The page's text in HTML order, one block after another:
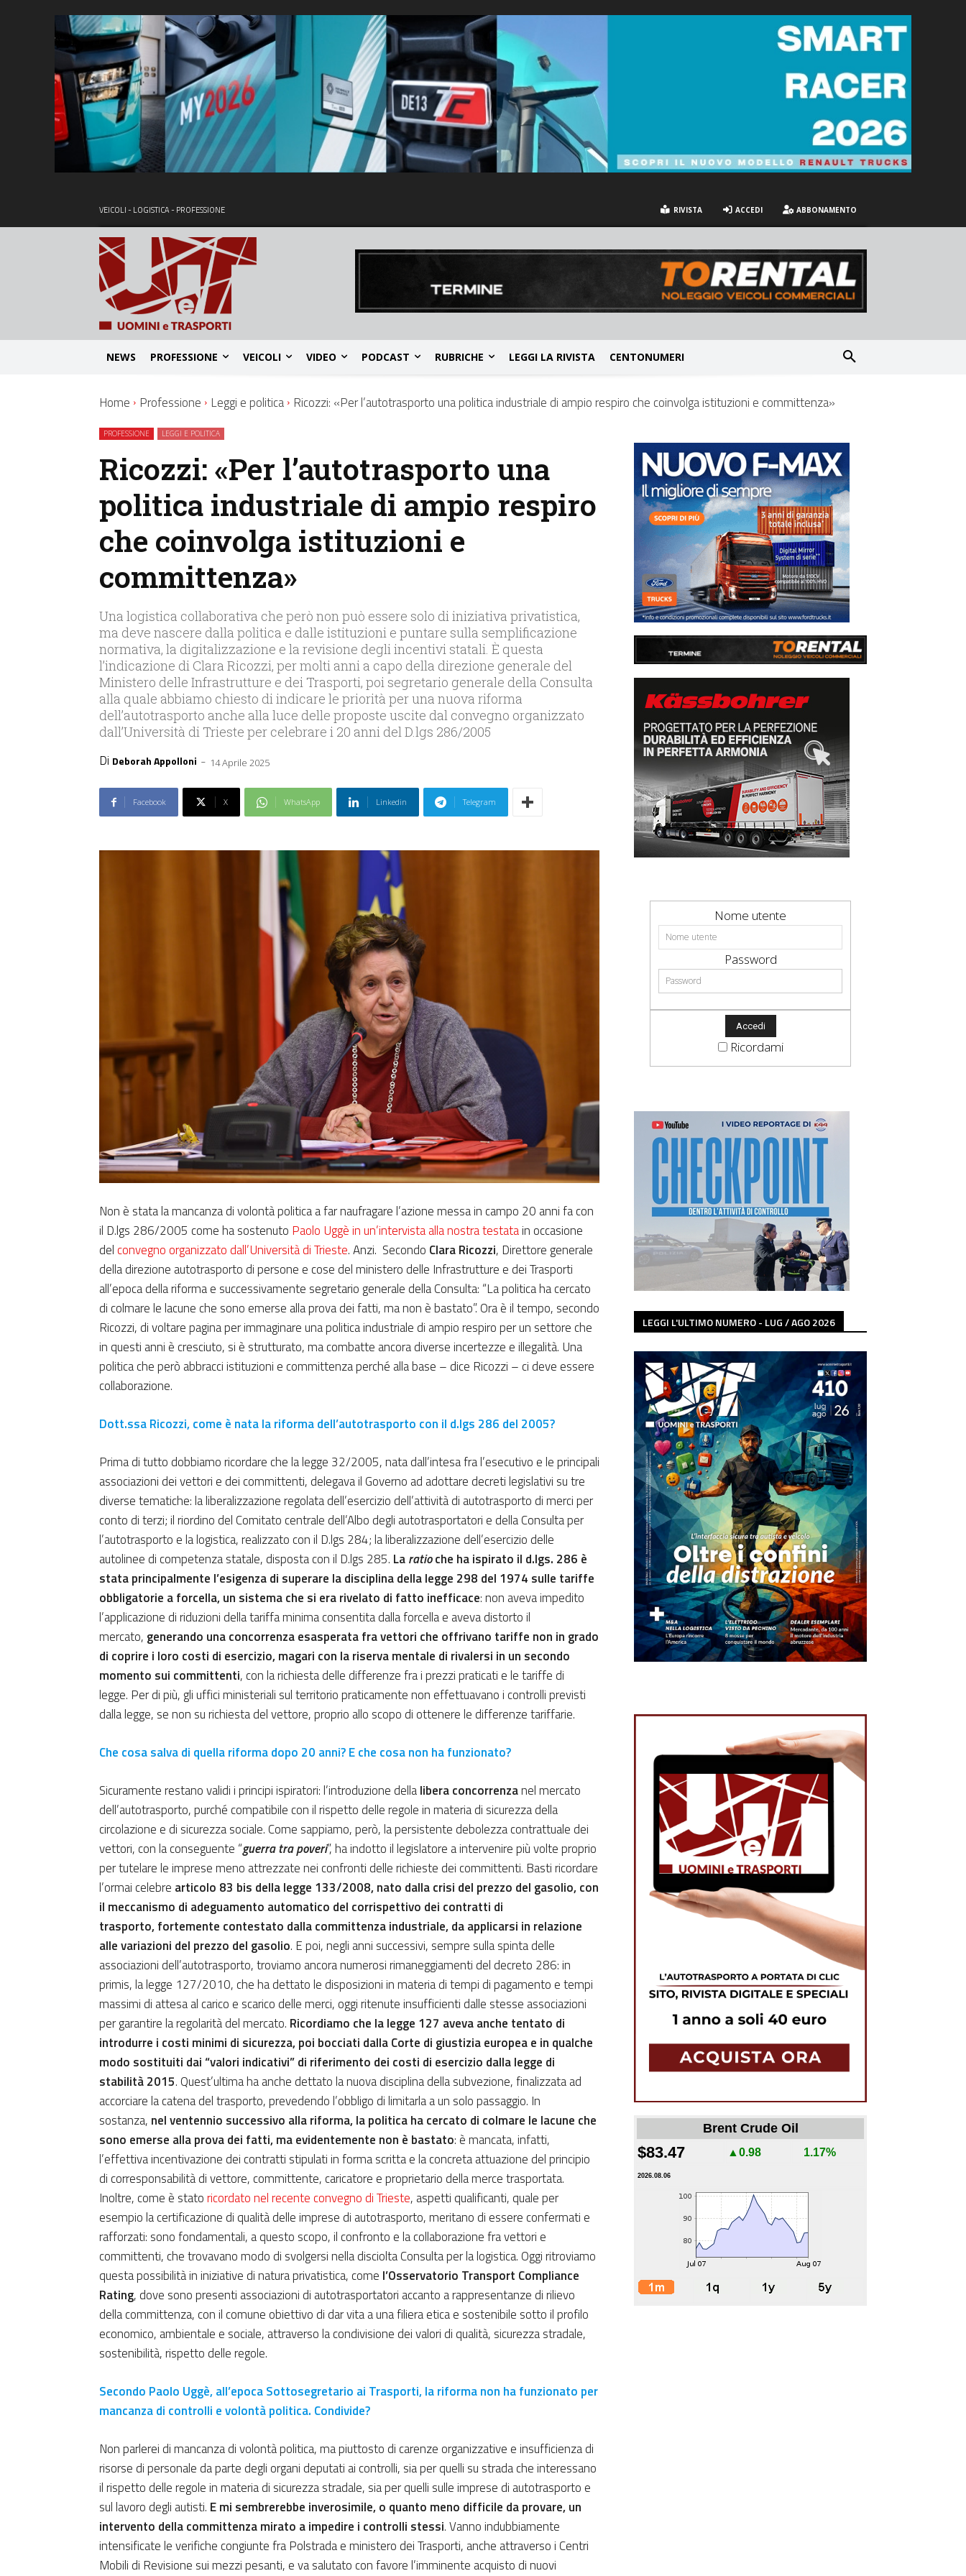
VEICOLI - LOGISTICA - PROFESSIONE RIVISTA ACCEDI ABBONAMENTO
NEWS PROFESSIONE VEICOLI VIDEO PODCAST RUBRICHE LEGGI LA RIVISTA CENTONUMERI
Home Professione Leggi e politica Ricozzi: «Per l’autotrasporto una politica industriale di ampio respiro che coinvolga istituzioni e committenza»
PROFESSIONE LEGGI E POLITICA
Ricozzi: «Per l’autotrasporto una
politica industriale di ampio respiro
che coinvolga istituzioni e
committenza»
Una logistica collaborativa che però non può essere solo di iniziativa privatistica,
ma deve nascere dalla politica e dalle istituzioni e puntare sulla semplificazione
normativa, la digitalizzazione e la revisione degli incentivi statali. È questa
l’indicazione di Clara Ricozzi, per molti anni a capo della direzione generale del
Ministero delle Infrastrutture e dei Trasporti, poi segretario generale della Consulta
alla quale abbiamo chiesto di indicare le priorità per una nuova riforma
dell’autotrasporto anche alla luce delle proposte uscite dal convegno organizzato
dall’Università di Trieste per celebrare i 20 anni del D.lgs 286/2005
Di Deborah Appolloni - 14 Aprile 2025
Facebook X WhatsApp Linkedin Telegram
Non è stata la mancanza di volontà politica a far naufragare l’azione messa in campo 20 anni fa con
il D.lgs 286/2005 come ha sostenuto Paolo Uggè in un’intervista alla nostra testatain occasione
delconvegno organizzato dall’Università di Trieste. Anzi. Secondo Clara Ricozzi, Direttore generale
della direzione autotrasporto di persone e cose del ministero delle Infrastrutture e dei Trasporti
all’epoca della riforma e successivamente segretario generale della Consulta: “La politica ha cercato
di colmare le lacune che sono emerse alla prova dei fatti, ma non è bastato”. Ora è il tempo, secondo
Ricozzi, di voltare pagina per immaginare una politica industriale di ampio respiro per un settore che
in questi anni è cresciuto, si è strutturato, ma combatte ancora diverse incertezze e illegalità. Una
politica che però abbracci istituzioni e committenza perché alla base – dice Ricozzi – ci deve essere
collaborazione.
Dott.ssa Ricozzi, come è nata la riforma dell’autotrasporto con il d.lgs 286 del 2005?
Prima di tutto dobbiamo ricordare che la legge 32/2005, nata dall’intesa fra l’esecutivo e le principali
associazioni dei vettori e dei committenti, delegava il Governo ad adottare decreti legislativi su tre
diverse tematiche: la liberalizzazione regolata dell’esercizio dell’attività di autotrasporto di merci per
conto di terzi; il riordino del Comitato centrale dell’Albo degli autotrasportatori e della Consulta per
l’autotrasporto e la logistica, realizzato con il D.lgs 284; la liberalizzazione dell’esercizio delle
autolinee di competenza statale, disposta con il D.lgs 285. Laratioche ha ispirato il d.lgs. 286 è
stata principalmente l’esigenza di superare la disciplina della legge 298 del 1974 sulle tariffe
obbligatorie a forcella, un sistema che si era rivelato di fatto inefficace: non aveva impedito
l’applicazione di riduzioni della tariffa minima consentita dalla forcella e aveva distorto il
mercato, generando una concorrenza esasperata fra vettori che offrivano tariffe non in grado
di coprire i loro costi di esercizio, magari con la riserva mentale di rivalersi in un secondo
momento sui committenti, con la richiesta delle differenze fra i prezzi praticati e le tariffe di
legge. Per di più, gli uffici ministeriali sul territorio praticamente non effettuavano i controlli previsti
dalla legge, se non su richiesta del vettore, proprio allo scopo di ottenere le differenze tariffarie.
Che cosa salva di quella riforma dopo 20 anni? E che cosa non ha funzionato?
Sicuramente restano validi i principi ispiratori: l’introduzione dellalibera concorrenzanel mercato
dell’autotrasporto, purché compatibile con il rispetto delle regole in materia di sicurezza della
circolazione e di sicurezza sociale. Come sappiamo, però, la persistente debolezza contrattuale dei
vettori, con la conseguente “guerra tra poveri”, ha indotto il legislatore a intervenire più volte proprio
per tutelare le imprese meno attrezzate nei confronti delle richieste dei committenti. Basti ricordare
l’ormai celebre articolo 83 bis della legge 133/2008, nato dalla crisi del prezzo del gasolio, con
il meccanismo di adeguamento automatico del corrispettivo dei contratti di
trasporto, fortemente contestato dalla committenza industriale, da applicarsi in relazione
alle variazioni del prezzo del gasolio. E poi, negli anni successivi, sempre sulla spinta delle
associazioni dell’autotrasporto, troviamo ancora numerosi rimaneggiamenti del decreto 286: in
primis, la legge 127/2010, che ha dettato le disposizioni in materia di tempi di pagamento e tempi
massimi di attesa al carico e scarico delle merci, oggi ritenute insufficienti dalle stesse associazioni
per garantire la regolarità del mercato. Ricordiamo che la legge 127 aveva anche tentato di
introdurre i costi minimi di sicurezza, poi bocciati dalla Corte di giustizia europea e in qualche
modo sostituiti dai “valori indicativi” di riferimento dei costi di esercizio dalla legge di
stabilità 2015. Quest’ultima ha anche dettato la nuova disciplina della subvezione, finalizzata ad
accorciare la catena del trasporto, prevedendo l’obbligo di limitarla a un solo passaggio. In
sostanza, nel ventennio successivo alla riforma, la politica ha cercato di colmare le lacune che
sono emerse alla prova dei fatti, ma evidentemente non è bastato: è mancata, infatti,
l’effettiva incentivazione dei contratti stipulati in forma scritta e la concreta attuazione del principio
di corresponsabilità di vettore, committente, caricatore e proprietario della merce trasportata.
Inoltre, come è statoricordato nel recente convegno di Trieste, aspetti qualificanti, quale per
esempio la certificazione di qualità delle imprese di autotrasporto, meritano di essere confermati e
rafforzati: sono fondamentali, a questo scopo, il confronto e la collaborazione fra vettori e
committenti, che trovavano modo di svolgersi nella disciolta Consulta per la logistica. Oggi ritroviamo
questa possibilità in iniziative di natura privatistica, come l’Osservatorio Transport Compliance
Rating, dove sono presenti associazioni di autotrasportatori accanto a rappresentanze di rilievo
della committenza, con il comune obiettivo di dar vita a una filiera etica e sostenibile sotto il profilo
economico, ambientale e sociale, attraverso lacondivisione dei valori di qualità, sicurezza stradale,
sostenibilità, rispetto delle regole.
Secondo Paolo Uggè, all’epoca Sottosegretario ai Trasporti, la riforma non ha funzionato per
mancanza di controlli e volontà politica. Condivide?
Non parlerei di mancanza di volontà politica, ma piuttosto di carenze organizzative e insufficienza di
risorse di personale da parte degli organi deputati ai controlli, sia per quelli su strada che interessano
il rispetto delle regole in materia di sicurezza stradale, sia per quelli sulle imprese di autotrasporto e
sul lavoro degli autisti. E mi sembrerebbe inverosimile, o quanto meno difficile da provare, un
intervento della committenza mirato a impedire i controlli stessi. Vanno indubbiamente
intensificate le verifiche congiunte fra Polstrada e ministero dei Trasporti, anche attraverso i Centri
Mobili di Revisione sui mezzi pesanti, e va salutato con favore l’imminente acquisto di nuovi
Nome utente
Password
Ricordami
LEGGI L'ULTIMO NUMERO - LUG / AGO 2026
Brent Crude Oil
$83.47 ▲0.98 1.17%
2026.08.06